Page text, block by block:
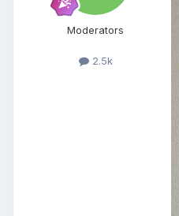
Moderators
2.5k